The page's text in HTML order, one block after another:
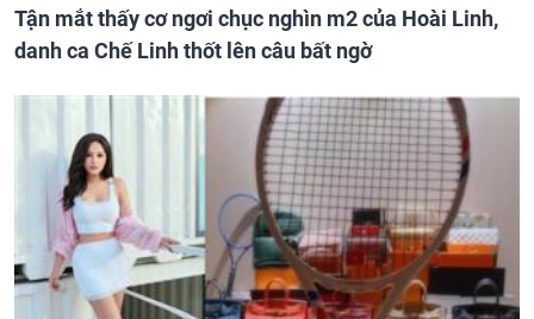
Tận mắt thấy cơ ngơi chục nghìn m2 của Hoài Linh,
danh ca Chế Linh thốt lên câu bất ngờ